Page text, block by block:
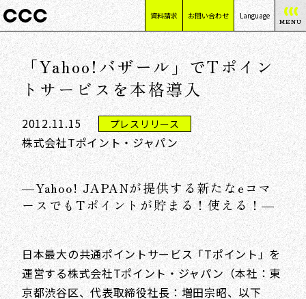
資料請求 お問い合わせ Language
日本語
English
简体中文
繁體中文
MENU
「Yahoo!バザール」でTポイン
トサービスを本格導入
2012.11.15 プレスリリース
株式会社Tポイント・ジャパン
―Yahoo! JAPANが提供する新たなeコマ
ースでもTポイントが貯まる！使える！―
日本最大の共通ポイントサービス「Tポイント」を
運営する株式会社Tポイント・ジャパン（本社：東
京都渋谷区、代表取締役社長：増田宗昭、以下